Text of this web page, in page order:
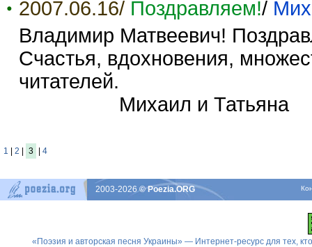
2007.06.16/ Поздравляем!/
Владимир Матвеевич!
Счастья, вдохновения,
читателей.
Михаил и Татьяна
1 2 3 4
2003-2026© Poezia.ORG
«Поэзия и авторская песня Украины» — Интернет-ресурс для тех,